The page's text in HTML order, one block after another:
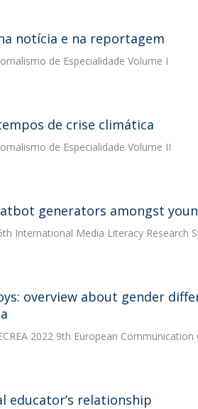
notícia e na reportagem
de Especialidade Volume I
de crise climática
de Especialidade Volume II
generators amongst
International Media Literacy Research
overview about gender
2022 9th European
educator’s relationship